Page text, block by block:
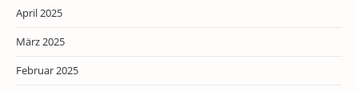
April 2025
März 2025
Februar 2025